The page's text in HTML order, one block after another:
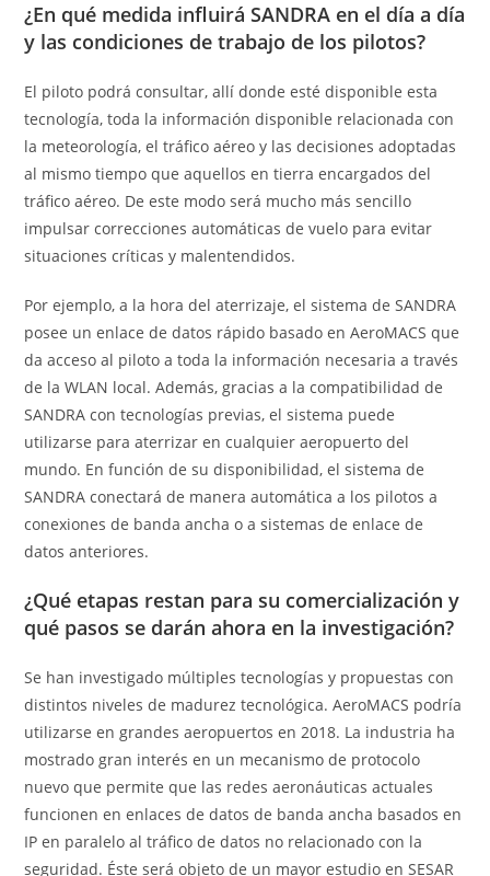
¿En qué medida influirá SANDRA en el día a día
y las condiciones de trabajo de los pilotos?
El piloto podrá consultar, allí donde esté disponible esta
tecnología, toda la información disponible relacionada con
la meteorología, el tráfico aéreo y las decisiones adoptadas
al mismo tiempo que aquellos en tierra encargados del
tráfico aéreo. De este modo será mucho más sencillo
impulsar correcciones automáticas de vuelo para evitar
situaciones críticas y malentendidos.
Por ejemplo, a la hora del aterrizaje, el sistema de SANDRA
posee un enlace de datos rápido basado en AeroMACS que
da acceso al piloto a toda la información necesaria a través
de la WLAN local. Además, gracias a la compatibilidad de
SANDRA con tecnologías previas, el sistema puede
utilizarse para aterrizar en cualquier aeropuerto del
mundo. En función de su disponibilidad, el sistema de
SANDRA conectará de manera automática a los pilotos a
conexiones de banda ancha o a sistemas de enlace de
datos anteriores.
¿Qué etapas restan para su comercialización y
qué pasos se darán ahora en la investigación?
Se han investigado múltiples tecnologías y propuestas con
distintos niveles de madurez tecnológica. AeroMACS podría
utilizarse en grandes aeropuertos en 2018. La industria ha
mostrado gran interés en un mecanismo de protocolo
nuevo que permite que las redes aeronáuticas actuales
funcionen en enlaces de datos de banda ancha basados en
IP en paralelo al tráfico de datos no relacionado con la
seguridad. Éste será objeto de un mayor estudio en SESAR